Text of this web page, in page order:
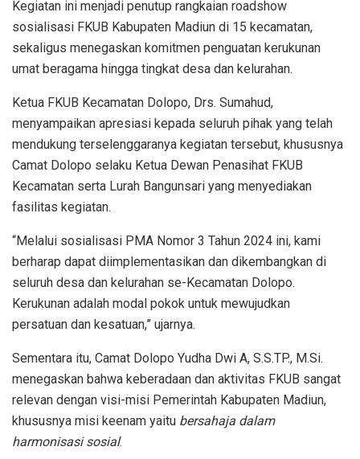
Kegiatan ini menjadi penutup rangkaian roadshow
sosialisasi FKUB Kabupaten Madiun di 15 kecamatan,
sekaligus menegaskan komitmen penguatan kerukunan
umat beragama hingga tingkat desa dan kelurahan.
Ketua FKUB Kecamatan Dolopo, Drs. Sumahud,
menyampaikan apresiasi kepada seluruh pihak yang telah
mendukung terselenggaranya kegiatan tersebut, khususnya
Camat Dolopo selaku Ketua Dewan Penasihat FKUB
Kecamatan serta Lurah Bangunsari yang menyediakan
fasilitas kegiatan.
“Melalui sosialisasi PMA Nomor 3 Tahun 2024 ini, kami
berharap dapat diimplementasikan dan dikembangkan di
seluruh desa dan kelurahan se-Kecamatan Dolopo.
Kerukunan adalah modal pokok untuk mewujudkan
persatuan dan kesatuan,” ujarnya.
Sementara itu, Camat Dolopo Yudha Dwi A, S.S.TP., M.Si.
menegaskan bahwa keberadaan dan aktivitas FKUB sangat
relevan dengan visi-misi Pemerintah Kabupaten Madiun,
khususnya misi keenam yaitu bersahaja dalam
harmonisasi sosial.